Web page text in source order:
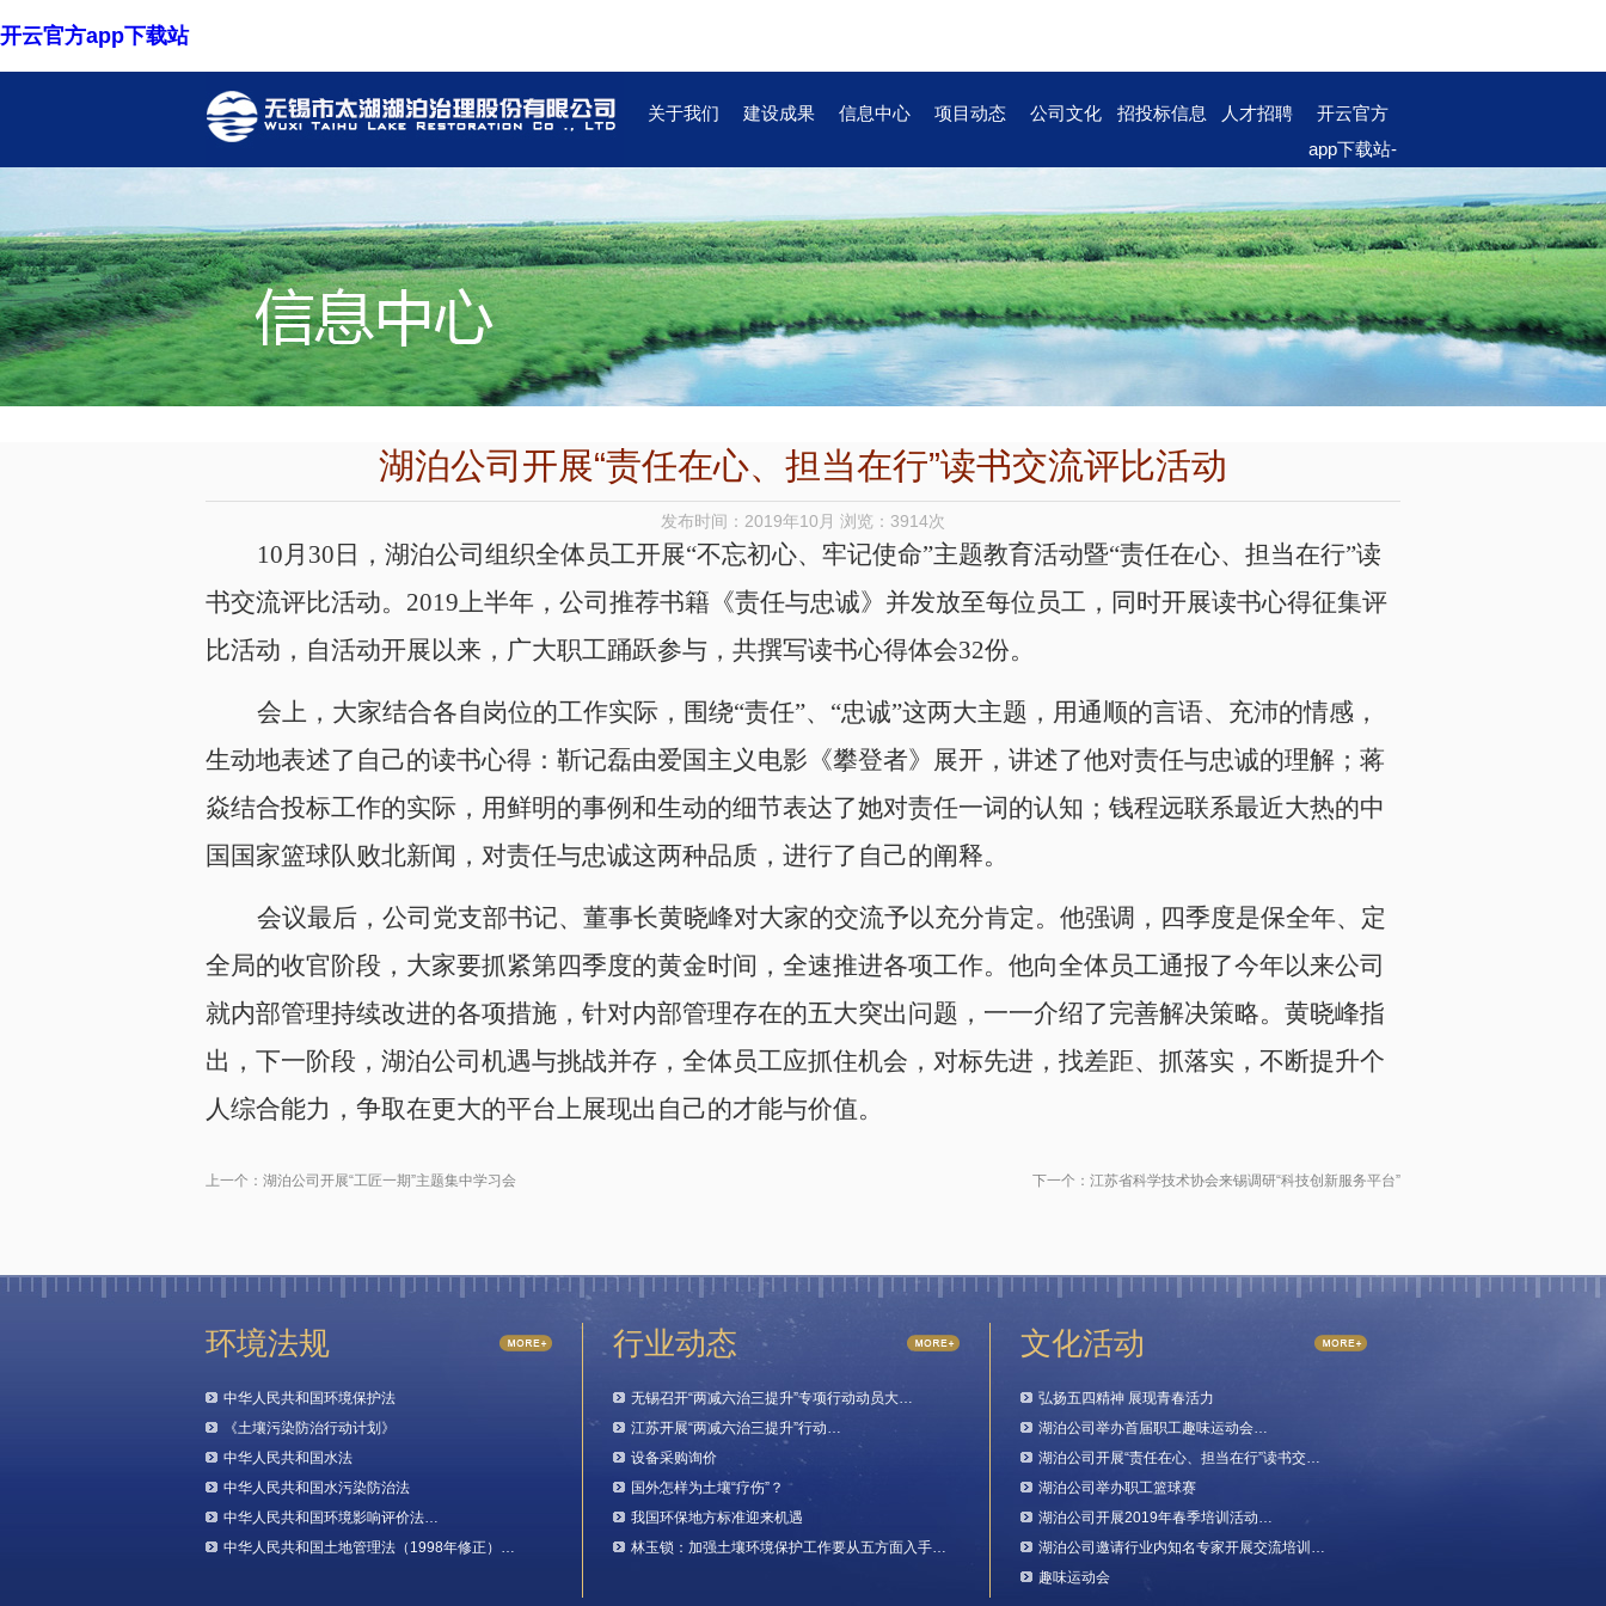
开云官方app下载站
关于我们 建设成果 信息中心 项目动态 公司文化 招投标信息 人才招聘
开云官方
app下载站-
国）
湖泊公司开展“责任在心、担当在行”读书交流评比活动
发布时间：2019年10月 浏览：3914次
10月30日，湖泊公司组织全体员工开展“不忘初心、牢记使命”主题教育活动暨“责任在心、担当在行”读
书交流评比活动。2019上半年，公司推荐书籍《责任与忠诚》并发放至每位员工，同时开展读书心得征集评
比活动，自活动开展以来，广大职工踊跃参与，共撰写读书心得体会32份。
会上，大家结合各自岗位的工作实际，围绕“责任”、“忠诚”这两大主题，用通顺的言语、充沛的情感，
生动地表述了自己的读书心得：靳记磊由爱国主义电影《攀登者》展开，讲述了他对责任与忠诚的理解；蒋
焱结合投标工作的实际，用鲜明的事例和生动的细节表达了她对责任一词的认知；钱程远联系最近大热的中
国国家篮球队败北新闻，对责任与忠诚这两种品质，进行了自己的阐释。
会议最后，公司党支部书记、董事长黄晓峰对大家的交流予以充分肯定。他强调，四季度是保全年、定
全局的收官阶段，大家要抓紧第四季度的黄金时间，全速推进各项工作。他向全体员工通报了今年以来公司
就内部管理持续改进的各项措施，针对内部管理存在的五大突出问题，一一介绍了完善解决策略。黄晓峰指
出，下一阶段，湖泊公司机遇与挑战并存，全体员工应抓住机会，对标先进，找差距、抓落实，不断提升个
人综合能力，争取在更大的平台上展现出自己的才能与价值。
上一个： 湖泊公司开展“工匠一期”主题集中学习会 下一个： 江苏省科学技术协会来锡调研“科技创新服务平台”
环境法规
中华人民共和国环境保护法
《土壤污染防治行动计划》
中华人民共和国水法
中华人民共和国水污染防治法
中华人民共和国环境影响评价法…
中华人民共和国土地管理法（1998年修正）…
行业动态
无锡召开“两减六治三提升”专项行动动员大…
江苏开展“两减六治三提升”行动…
设备采购询价
国外怎样为土壤“疗伤”？
我国环保地方标准迎来机遇
林玉锁：加强土壤环境保护工作要从五方面入手…
文化活动
弘扬五四精神 展现青春活力
湖泊公司举办首届职工趣味运动会…
湖泊公司开展“责任在心、担当在行”读书交…
湖泊公司举办职工篮球赛
湖泊公司开展2019年春季培训活动…
湖泊公司邀请行业内知名专家开展交流培训…
趣味运动会